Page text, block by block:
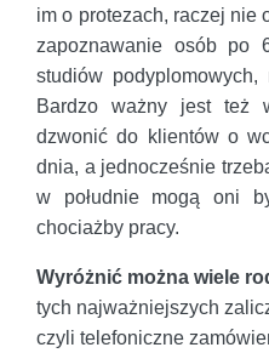
im o protezach, raczej nie
zapoznawanie osób po
studiów
Bardzo ważny jest też
dzwonić do klientów o
dnia, a jednocześnie
w południe mogą oni
chociażby pracy.
Wyróżnić można wiele
tych najważniejszych
czyli telefoniczne